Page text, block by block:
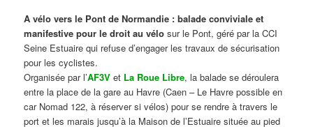
A vélo vers le Pont de Normandie : balade conviviale et
manifestive pour le droit au vélo sur le Pont, géré par la CCI
Seine Estuaire qui refuse d’engager les travaux de sécurisation
pour les cyclistes.
Organisée par l’AF3V et La Roue Libre, la balade se déroulera
entre la place de la gare au Havre (Caen – Le Havre possible en
car Nomad 122, à réserver si vélos) pour se rendre à travers le
port et les marais jusqu’à la Maison de l’Estuaire située au pied